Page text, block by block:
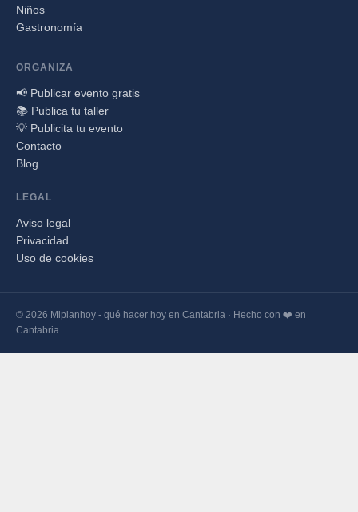
Niños
Gastronomía
ORGANIZA
📢 Publicar evento gratis
📚 Publica tu taller
💡 Publicita tu evento
Contacto
Blog
LEGAL
Aviso legal
Privacidad
Uso de cookies
© 2026 Miplanhoy - qué hacer hoy en Cantabria · Hecho con ❤️ en
Cantabria